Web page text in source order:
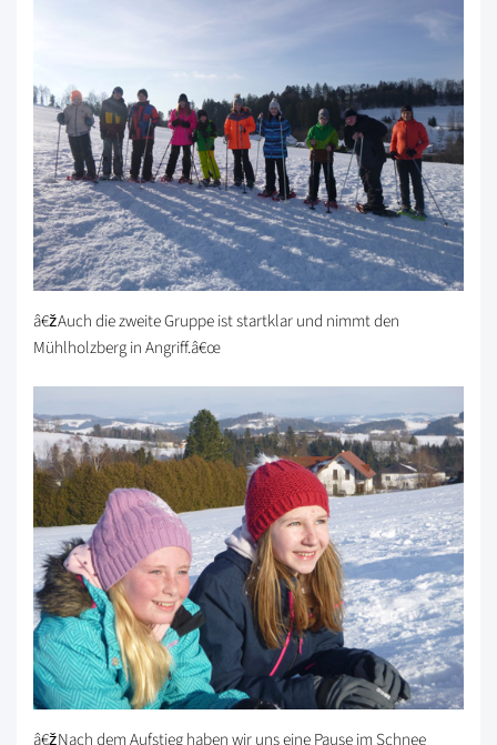
â€žAuch die zweite Gruppe ist startklar und nimmt den
Mühlholzberg in Angriff.â€œ
â€žNach dem Aufstieg haben wir uns eine Pause im Schnee